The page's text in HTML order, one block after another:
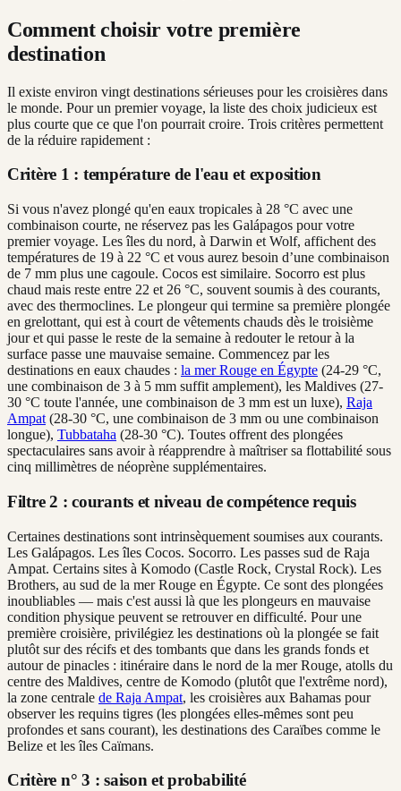
Comment choisir votre première
destination
Il existe environ vingt destinations sérieuses pour les croisières dans
le monde. Pour un premier voyage, la liste des choix judicieux est
plus courte que ce que l'on pourrait croire. Trois critères permettent
de la réduire rapidement :
Critère 1 : température de l'eau et exposition
Si vous n'avez plongé qu'en eaux tropicales à 28 °C avec une
combinaison courte, ne réservez pas les Galápagos pour votre
premier voyage. Les îles du nord, à Darwin et Wolf, affichent des
températures de 19 à 22 °C et vous aurez besoin d’une combinaison
de 7 mm plus une cagoule. Cocos est similaire. Socorro est plus
chaud mais reste entre 22 et 26 °C, souvent soumis à des courants,
avec des thermoclines. Le plongeur qui termine sa première plongée
en grelottant, qui est à court de vêtements chauds dès le troisième
jour et qui passe le reste de la semaine à redouter le retour à la
surface passe une mauvaise semaine. Commencez par les
destinations en eaux chaudes : la mer Rouge en Égypte (24-29 °C,
une combinaison de 3 à 5 mm suffit amplement), les Maldives (27-
30 °C toute l'année, une combinaison de 3 mm est un luxe), Raja
Ampat (28-30 °C, une combinaison de 3 mm ou une combinaison
longue), Tubbataha (28-30 °C). Toutes offrent des plongées
spectaculaires sans avoir à réapprendre à maîtriser sa flottabilité sous
cinq millimètres de néoprène supplémentaires.
Filtre 2 : courants et niveau de compétence requis
Certaines destinations sont intrinsèquement soumises aux courants.
Les Galápagos. Les îles Cocos. Socorro. Les passes sud de Raja
Ampat. Certains sites à Komodo (Castle Rock, Crystal Rock). Les
Brothers, au sud de la mer Rouge en Égypte. Ce sont des plongées
inoubliables — mais c'est aussi là que les plongeurs en mauvaise
condition physique peuvent se retrouver en difficulté. Pour une
première croisière, privilégiez les destinations où la plongée se fait
plutôt sur des récifs et des tombants que dans les grands fonds et
autour de pinacles : itinéraire dans le nord de la mer Rouge, atolls du
centre des Maldives, centre de Komodo (plutôt que l'extrême nord),
la zone centrale de Raja Ampat, les croisières aux Bahamas pour
observer les requins tigres (les plongées elles-mêmes sont peu
profondes et sans courant), les destinations des Caraïbes comme le
Belize et les îles Caïmans.
Critère n° 3 : saison et probabilité